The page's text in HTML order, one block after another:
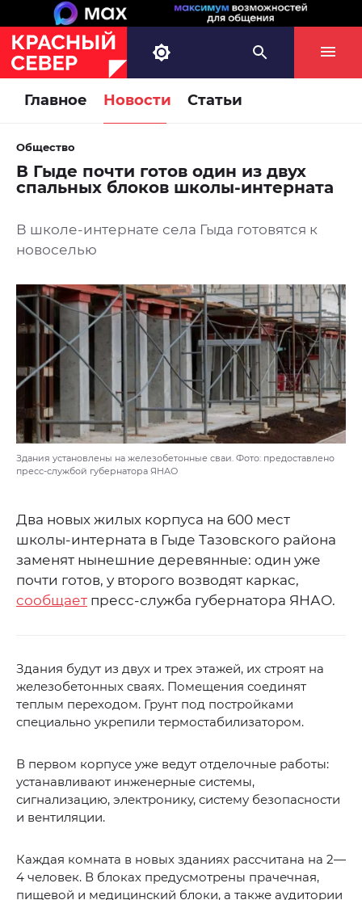
Главное Новости Статьи
Общество
В Гыде почти готов один из двух
спальных блоков школы-интерната
В школе-интернате села Гыда готовятся к
новоселью
Здания установлены на железобетонные сваи. Фото: предоставлено
пресс-службой губернатора ЯНАО
Два новых жилых корпуса на 600 мест
школы-интерната в Гыде Тазовского района
заменят нынешние деревянные: один уже
почти готов, у второго возводят каркас,
сообщает пресс-служба губернатора ЯНАО.
Здания будут из двух и трех этажей, их строят на
железобетонных сваях. Помещения соединят
теплым переходом. Грунт под постройками
специально укрепили термостабилизатором.
В первом корпусе уже ведут отделочные работы:
устанавливают инженерные системы,
сигнализацию, электронику, систему безопасности
и вентиляции.
Каждая комната в новых зданиях рассчитана на 2—
4 человек. В блоках предусмотрены прачечная,
пищевой и медицинский блоки, а также аудитории